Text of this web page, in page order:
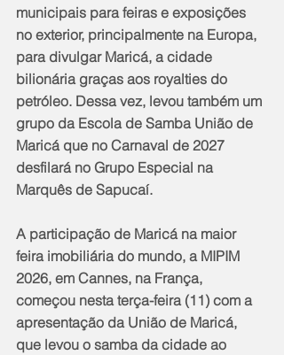
municipais para feiras e exposições
no exterior, principalmente na Europa,
para divulgar Maricá, a cidade
bilionária graças aos royalties do
petróleo. Dessa vez, levou também um
grupo da Escola de Samba União de
Maricá que no Carnaval de 2027
desfilará no Grupo Especial na
Marquês de Sapucaí.
A participação de Maricá na maior
feira imobiliária do mundo, a MIPIM
2026, em Cannes, na França,
começou nesta terça-feira (11) com a
apresentação da União de Maricá,
que levou o samba da cidade ao